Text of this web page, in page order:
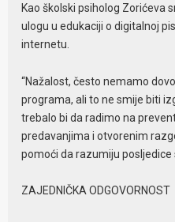
Kao školski psiholog Zorićeva
ulogu u edukaciji o digitalnoj
internetu.
“Nažalost, često nemamo
programa, ali to ne smije biti
trebalo bi da radimo na
predavanjima i otvorenim
pomoći da razumiju posljedice
ZAJEDNIČKA ODGOVORNOST